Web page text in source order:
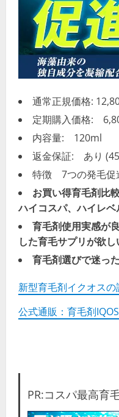
通常正規価格:
定期購入価格:
内容量: 120ml
返金保証: あり
特徴 7つの発毛促
お買い得育毛剤比
ハイコスパ、ハイレ
育毛剤使用実感が
した育毛サプリが欲
育毛剤選びで迷っ
新型育毛剤イクオス
公式通販：育毛剤
PR:コスパ最高育